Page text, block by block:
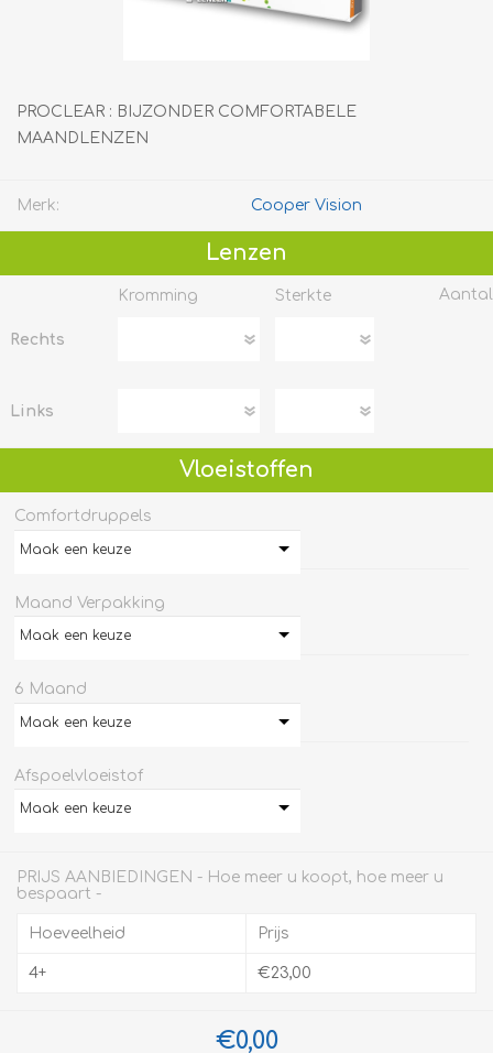
PROCLEAR : BIJZONDER COMFORTABELE
MAANDLENZEN
Merk: Cooper Vision
Lenzen
Kromming Sterkte Aantal
Rechts
Links
Vloeistoffen
Comfortdruppels
Maak een keuze
Maand Verpakking
Maak een keuze
6 Maand
Maak een keuze
Afspoelvloeistof
Maak een keuze
PRIJS AANBIEDINGEN - Hoe meer u koopt, hoe meer u
bespaart -
Hoeveelheid
4+
Prijs
€23,00
€0,00